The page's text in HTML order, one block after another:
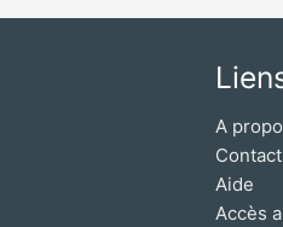
A
Contact
Aide
Accès